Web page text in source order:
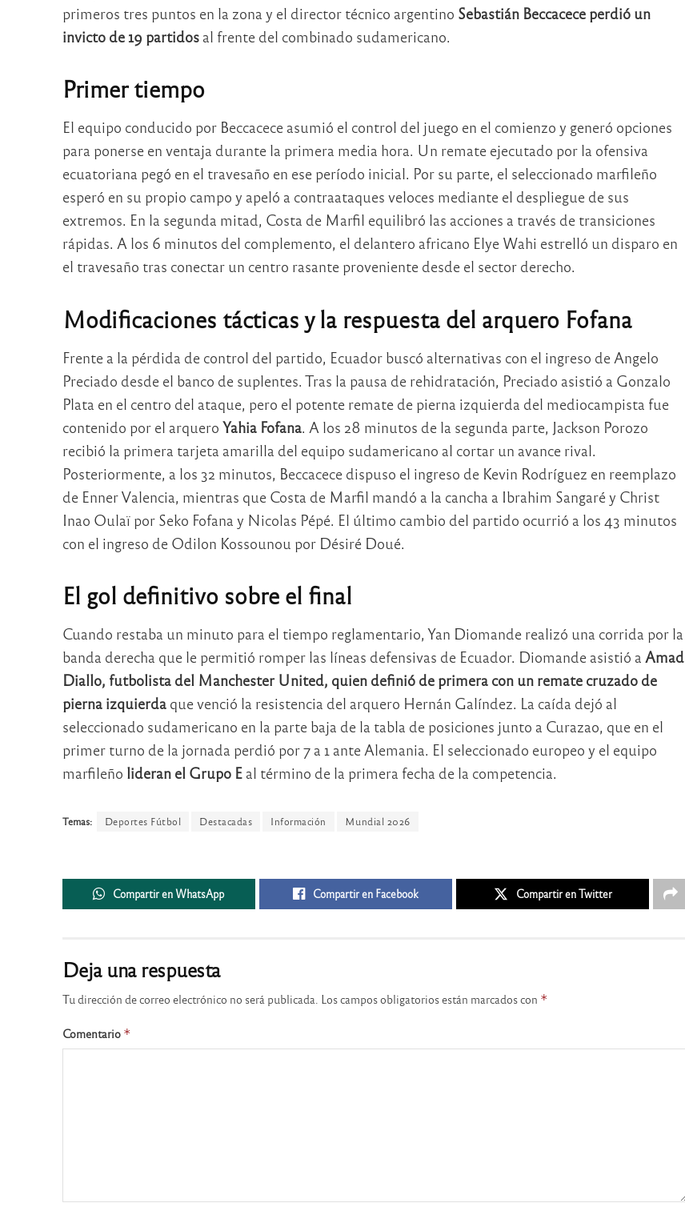
primeros tres puntos en la zona y el director técnico argentino Sebastián Beccacece perdió un
invicto de 19 partidosal frente del combinado sudamericano.
Primer tiempo
El equipo conducido por Beccacece asumió el control del juego en el comienzo y generó opciones
para ponerse en ventaja durante la primera media hora. Un remate ejecutado por la ofensiva
ecuatoriana pegó en el travesaño en ese período inicial. Por su parte, el seleccionado marfileño
esperó en su propio campo y apeló a contraataques veloces mediante el despliegue de sus
extremos. En la segunda mitad, Costa de Marfil equilibró las acciones a través de transiciones
rápidas. A los 6 minutos del complemento, el delantero africano Elye Wahi estrelló un disparo en
el travesaño tras conectar un centro rasante proveniente desde el sector derecho.
Modificaciones tácticas y la respuesta del arquero Fofana
Frente a la pérdida de control del partido, Ecuador buscó alternativas con el ingreso de Angelo
Preciado desde el banco de suplentes. Tras la pausa de rehidratación, Preciado asistió a Gonzalo
Plata en el centro del ataque, pero el potente remate de pierna izquierda del mediocampista fue
contenido por el arquero Yahia Fofana. A los 28 minutos de la segunda parte, Jackson Porozo
recibió la primera tarjeta amarilla del equipo sudamericano al cortar un avance rival.
Posteriormente, a los 32 minutos, Beccacece dispuso el ingreso de Kevin Rodríguez en reemplazo
de Enner Valencia, mientras que Costa de Marfil mandó a la cancha a Ibrahim Sangaré y Christ
Inao Oulaï por Seko Fofana y Nicolas Pépé. El último cambio del partido ocurrió a los 43 minutos
con el ingreso de Odilon Kossounou por Désiré Doué.
El gol definitivo sobre el final
Cuando restaba un minuto para el tiempo reglamentario, Yan Diomande realizó una corrida por la
banda derecha que le permitió romper las líneas defensivas de Ecuador. Diomande asistió a Amad
Diallo, futbolista del Manchester United, quien definió de primera con un remate cruzado de
pierna izquierdaque venció la resistencia del arquero Hernán Galíndez. La caída dejó al
seleccionado sudamericano en la parte baja de la tabla de posiciones junto a Curazao, que en el
primer turno de la jornada perdió por 7 a 1 ante Alemania. El seleccionado europeo y el equipo
marfileño lideran el Grupo Eal término de la primera fecha de la competencia.
Temas: Deportes Fútbol Destacadas Información Mundial 2026
Compartir en WhatsApp Compartir en Facebook Compartir en Twitter
Deja una respuesta
Tu dirección de correo electrónico no será publicada. Los campos obligatorios están marcados con *
Comentario *